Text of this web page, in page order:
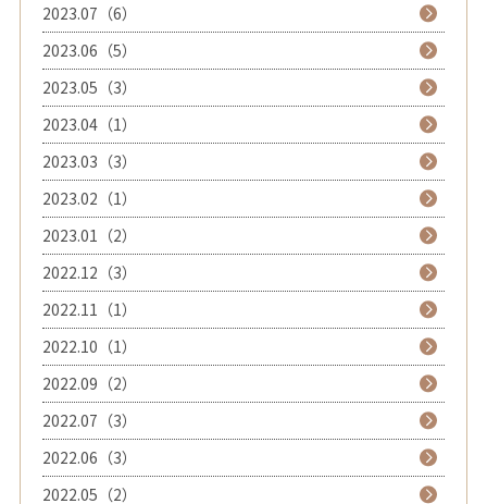
2023.07（6）
2023.06（5）
2023.05（3）
2023.04（1）
2023.03（3）
2023.02（1）
2023.01（2）
2022.12（3）
2022.11（1）
2022.10（1）
2022.09（2）
2022.07（3）
2022.06（3）
2022.05（2）